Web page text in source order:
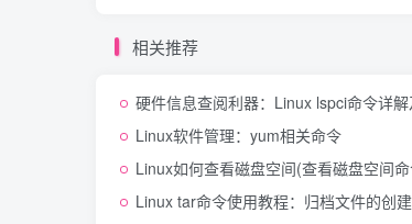
相关推荐
硬件信息查阅利器：Linux lspci命令详
Linux软件管理：yum相关命令
Linux如何查看磁盘空间(查看磁盘空间
Linux tar命令使用教程：归档文件的创